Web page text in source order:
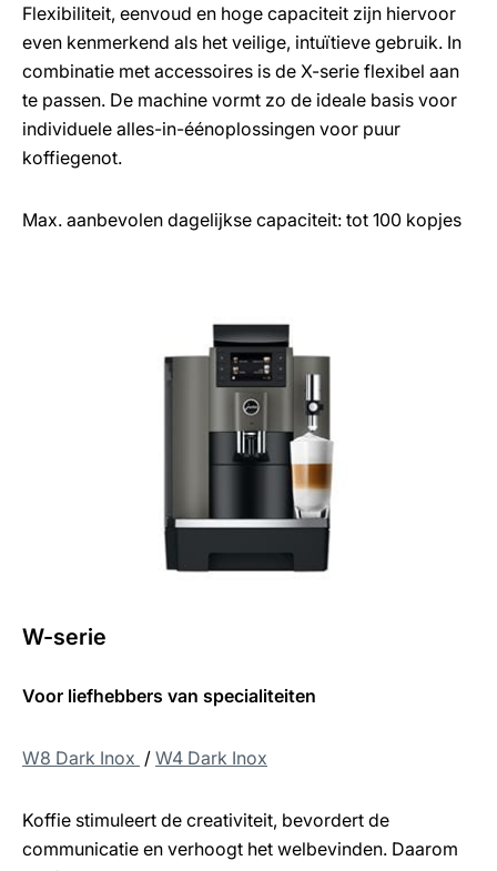
Flexibiliteit, eenvoud en hoge capaciteit zijn hiervoor
even kenmerkend als het veilige, intuïtieve gebruik. In
combinatie met accessoires is de X-serie flexibel aan
te passen. De machine vormt zo de ideale basis voor
individuele alles-in-éénoplossingen voor puur
koffiegenot.
Max. aanbevolen dagelijkse capaciteit: tot 100 kopjes
W-serie
Voor liefhebbers van specialiteiten
W8 Dark Inox / W4 Dark Inox
Koffie stimuleert de creativiteit, bevordert de
communicatie en verhoogt het welbevinden. Daarom